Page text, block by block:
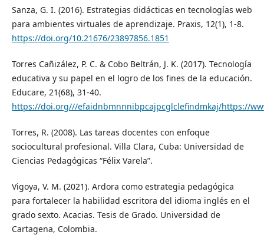
Sanza, G. I. (2016). Estrategias didácticas en tecnologías web
para ambientes virtuales de aprendizaje. Praxis, 12(1), 1-8.
https://doi.org/10.21676/23897856.1851
Torres Cañizález, P. C. & Cobo Beltrán, J. K. (2017). Tecnología
educativa y su papel en el logro de los fines de la educación.
Educare, 21(68), 31-40.
https://doi.org///efaidnbmnnnibpcajpcglclefindmkaj/https://
Torres, R. (2008). Las tareas docentes con enfoque
sociocultural profesional. Villa Clara, Cuba: Universidad de
Ciencias Pedagógicas “Félix Varela”.
Vigoya, V. M. (2021). Ardora como estrategia pedagógica
para fortalecer la habilidad escritora del idioma inglés en el
grado sexto. Acacias. Tesis de Grado. Universidad de
Cartagena, Colombia.